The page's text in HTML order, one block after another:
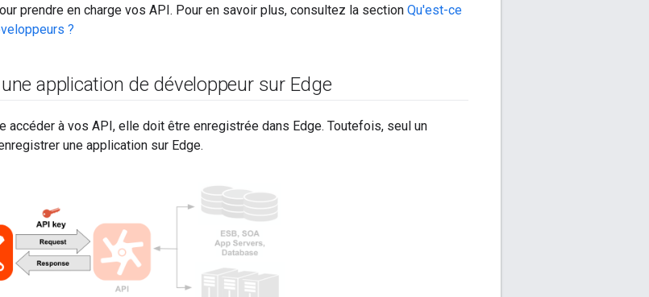
prendre en charge vos API. Pour en savoir plus, consultez la section Qu'est-ce
?
application de développeur sur Edge
accéder à vos API, elle doit être enregistrée dans Edge. Toutefois, seul un
une application sur Edge.